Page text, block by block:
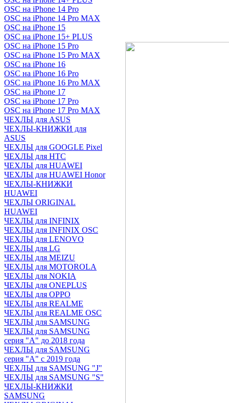
OSC на iPhone 14 Pro
OSC на iPhone 14 Pro MAX
OSC на iPhone 15
OSC на iPhone 15+ PLUS
OSC на iPhone 15 Pro
OSC на iPhone 15 Pro MAX
OSC на iPhone 16
OSC на iPhone 16 Pro
OSC на iPhone 16 Pro MAX
OSC на iPhone 17
OSC на iPhone 17 Pro
OSC на iPhone 17 Pro MAX
ЧЕХЛЫ для ASUS
ЧЕХЛЫ-КНИЖКИ для
ASUS
ЧЕХЛЫ для GOOGLE Pixel
ЧЕХЛЫ для HTC
ЧЕХЛЫ для HUAWEI
ЧЕХЛЫ для HUAWEI Honor
ЧЕХЛЫ-КНИЖКИ
HUAWEI
ЧЕХЛЫ ORIGINAL
HUAWEI
ЧЕХЛЫ для INFINIX
ЧЕХЛЫ для INFINIX OSC
ЧЕХЛЫ для LENOVO
ЧЕХЛЫ для LG
ЧЕХЛЫ для MEIZU
ЧЕХЛЫ для MOTOROLA
ЧЕХЛЫ для NOKIA
ЧЕХЛЫ для ONEPLUS
ЧЕХЛЫ для OPPO
ЧЕХЛЫ для REALME
ЧЕХЛЫ для REALME OSC
ЧЕХЛЫ для SAMSUNG
ЧЕХЛЫ для SAMSUNG
серия "A" до 2018 года
ЧЕХЛЫ для SAMSUNG
серия "A" с 2019 года
ЧЕХЛЫ для SAMSUNG "J"
ЧЕХЛЫ для SAMSUNG "S"
ЧЕХЛЫ-КНИЖКИ
SAMSUNG